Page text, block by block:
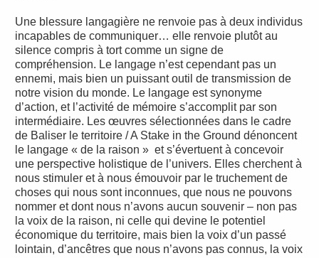
Une blessure langagière ne renvoie pas à deux individus
incapables de communiquer… elle renvoie plutôt au
silence compris à tort comme un signe de
compréhension. Le langage n’est cependant pas un
ennemi, mais bien un puissant outil de transmission de
notre vision du monde. Le langage est synonyme
d’action, et l’activité de mémoire s’accomplit par son
intermédiaire. Les œuvres sélectionnées dans le cadre
de Baliser le territoire / A Stake in the Ground dénoncent
le langage « de la raison » et s’évertuent à concevoir
une perspective holistique de l’univers. Elles cherchent à
nous stimuler et à nous émouvoir par le truchement de
choses qui nous sont inconnues, que nous ne pouvons
nommer et dont nous n’avons aucun souvenir – non pas
la voix de la raison, ni celle qui devine le potentiel
économique du territoire, mais bien la voix d’un passé
lointain, d’ancêtres que nous n’avons pas connus, la voix